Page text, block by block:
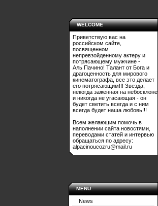
WELCOME
Приветствую вас на
российском сайте,
посвященном
непревзойденному актеру и
потрясающему мужчине -
Аль Пачино! Талант от Бога и
драгоценность для мирового
кинематографа, все это делает
его потрясающим!!! Звезда,
некогда заженная на небосклоне
и никогда не угасающая - он
будет светить всегда и с ним
всегда будет наша любовь!!!
Всем желающим помочь в
наполнении сайта новостями,
переводами статей и интервью
обращаться по адресу:
alpacinoucozru@mail.ru
MENU
News